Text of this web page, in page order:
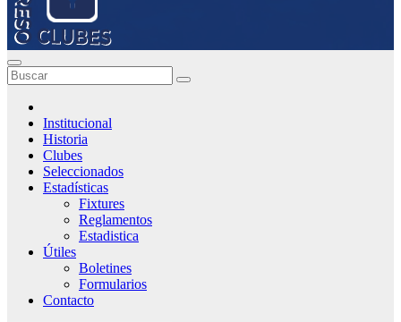
Institucional
Historia
Clubes
Seleccionados
Estadísticas
Fixtures
Reglamentos
Estadistica
Útiles
Boletines
Formularios
Contacto